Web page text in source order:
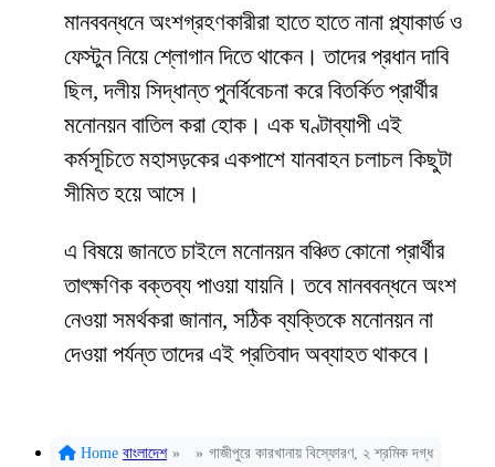
মানববন্ধনে অংশগ্রহণকারীরা হাতে হাতে নানা প্ল্যাকার্ড ও
ফেস্টুন নিয়ে শ্লোগান দিতে থাকেন। তাদের প্রধান দাবি
ছিল, দলীয় সিদ্ধান্ত পুনর্বিবেচনা করে বিতর্কিত প্রার্থীর
মনোনয়ন বাতিল করা হোক। এক ঘণ্টাব্যাপী এই
কর্মসূচিতে মহাসড়কের একপাশে যানবাহন চলাচল কিছুটা
সীমিত হয়ে আসে।
এ বিষয়ে জানতে চাইলে মনোনয়ন বঞ্চিত কোনো প্রার্থীর
তাৎক্ষণিক বক্তব্য পাওয়া যায়নি। তবে মানববন্ধনে অংশ
নেওয়া সমর্থকরা জানান, সঠিক ব্যক্তিকে মনোনয়ন না
দেওয়া পর্যন্ত তাদের এই প্রতিবাদ অব্যাহত থাকবে।
Home বাংলাদেশ » » গাজীপুরে কারখানায় বিস্ফোরণ, ২ শ্রমিক দগ্ধ